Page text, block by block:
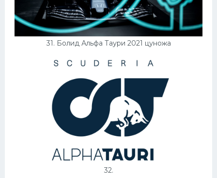
31. Болид Альфа Таури 2021 цуножа
32.